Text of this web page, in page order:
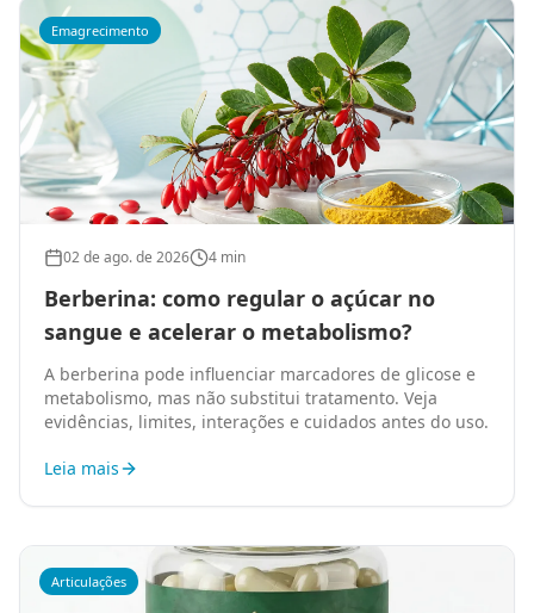
Emagrecimento
02 de ago. de 2026 4 min
Berberina: como regular o açúcar no
sangue e acelerar o metabolismo?
A berberina pode influenciar marcadores de glicose e
metabolismo, mas não substitui tratamento. Veja
evidências, limites, interações e cuidados antes do uso.
Leia mais
Articulações